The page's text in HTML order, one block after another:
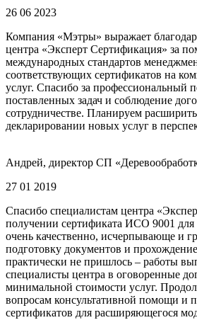
26 06 2023
Компания «Мэтры» выражает
центра «Эксперт Сертификация» за
международных стандартов
соответствующих сертификатов на
услуг. Спасибо за профессиональный
поставленных задач и соблюдение
сотрудничестве. Планируем
декларировании новых услуг в
Андрей, директор СП
27 01 2019
Спасибо специалистам центра
получении сертификата ИСО 9001
очень качественно, исчерпывающе и
подготовку документов и
практически не пришлось – работы
специалисты центра в оговоренные
минимальной стоимости услуг.
вопросам консультативной помощи и
сертификатов для расширяющегося